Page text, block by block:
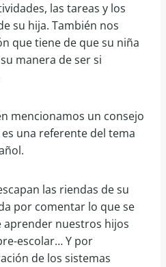
las tareas y los
su hija. También nos
que tiene de que su niña
manera de ser si
mencionamos un consejo
una referente del tema
las riendas de su
por comentar lo que se
nuestros hijos
escolar… Y por
de los sistemas